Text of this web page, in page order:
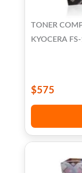
TONER
KYOCERA
$575